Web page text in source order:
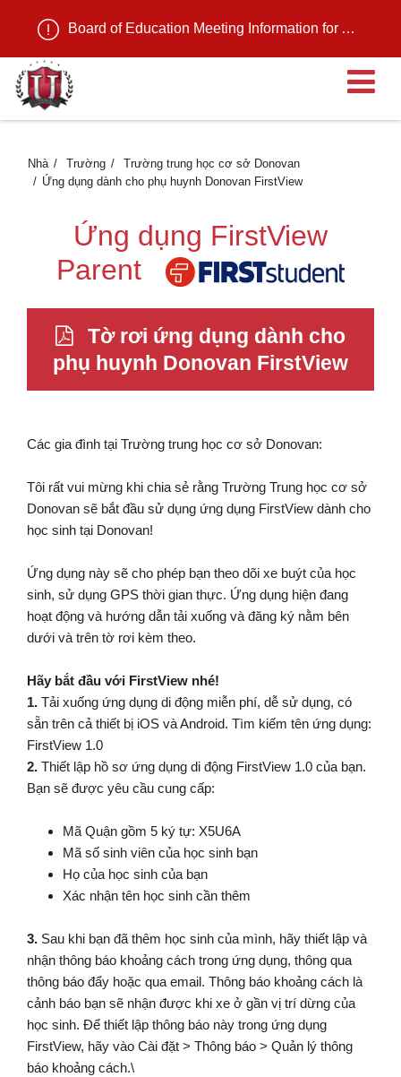
Board of Education Meeting Information for August 11, 2026
Nhà Trường
Trường trung học cơ sở Donovan
Ứng dụng dành cho phụ huynh Donovan FirstView
Ứng dụng FirstView
Parent
Tờ rơi ứng dụng dành cho
phụ huynh Donovan FirstView
Các gia đình tại Trường trung học cơ sở Donovan:
Tôi rất vui mừng khi chia sẻ rằng Trường Trung học cơ sở
Donovan sẽ bắt đầu sử dụng ứng dụng FirstView dành cho
học sinh tại Donovan!
Ứng dụng này sẽ cho phép bạn theo dõi xe buýt của học
sinh, sử dụng GPS thời gian thực. Ứng dụng hiện đang
hoạt động và hướng dẫn tải xuống và đăng ký nằm bên
dưới và trên tờ rơi kèm theo.
Hãy bắt đầu với FirstView nhé!
1. Tải xuống ứng dụng di động miễn phí, dễ sử dụng, có
sẵn trên cả thiết bị iOS và Android. Tìm kiếm tên ứng dụng:
FirstView 1.0
2. Thiết lập hồ sơ ứng dụng di động FirstView 1.0 của bạn.
Bạn sẽ được yêu cầu cung cấp:
Mã Quận gồm 5 ký tự: X5U6A
Mã số sinh viên của học sinh bạn
Họ của học sinh của bạn
Xác nhận tên học sinh cần thêm
3. Sau khi bạn đã thêm học sinh của mình, hãy thiết lập và
nhận thông báo khoảng cách trong ứng dụng, thông qua
thông báo đẩy hoặc qua email. Thông báo khoảng cách là
cảnh báo bạn sẽ nhận được khi xe ở gần vị trí dừng của
học sinh. Để thiết lập thông báo này trong ứng dụng
FirstView, hãy vào Cài đặt > Thông báo > Quản lý thông
báo khoảng cách.\